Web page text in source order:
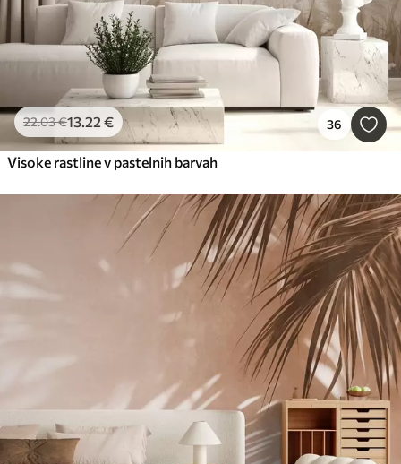
22.03€13.22 € 36
Visoke rastline v pastelnih barvah